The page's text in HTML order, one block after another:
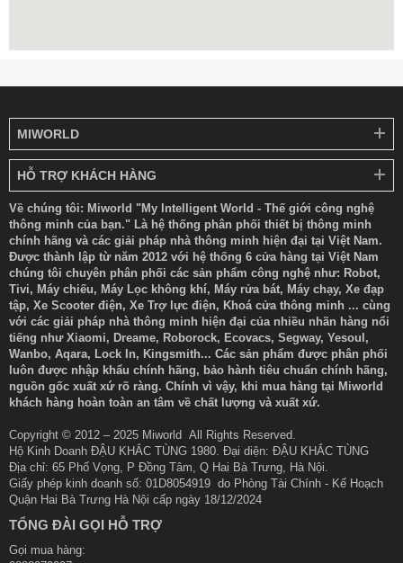
MIWORLD
HỖ TRỢ KHÁCH HÀNG
Về chúng tôi: Miworld "My Intelligent World - Thế giới công nghệ
thông minh của bạn." Là hệ thống phân phối thiết bị thông minh
chính hãng và các giải pháp nhà thông minh hiện đại tại Việt Nam.
Được thành lập từ năm 2012 với hệ thống 6 cửa hàng tại Việt Nam
chúng tôi chuyên phân phối các sản phẩm công nghệ như: Robot,
Tivi, Máy chiếu, Máy Lọc không khí, Máy rửa bát, Máy chạy, Xe đạp
tập, Xe Scooter điện, Xe Trợ lực điện, Khoá cửa thông minh ... cùng
với các giải pháp nhà thông minh hiện đại của nhiều nhãn hàng nổi
tiếng như Xiaomi, Dreame, Roborock, Ecovacs, Segway, Yesoul,
Wanbo, Aqara, Lock In, Kingsmith... Các sản phẩm được phân phối
luôn được nhập khẩu chính hãng, bảo hành tiêu chuẩn chính hãng,
nguồn gốc xuất xứ rõ ràng. Chính vì vậy, khi mua hàng tại Miworld
khách hàng hoàn toàn an tâm về chất lượng và xuất xứ.
Copyright © 2012 – 2025 Miworld All Rights Reserved.
Hộ Kinh Doanh ĐẬU KHẮC TÙNG 1980. Đại diện: ĐẬU KHẮC TÙNG
Địa chỉ: 65 Phố Vọng, P Đồng Tâm, Q Hai Bà Trưng, Hà Nội.
Giấy phép kinh doanh số: 01D8054919 do Phòng Tài Chính - Kế Hoạch
Quận Hai Bà Trưng Hà Nội cấp ngày 18/12/2024
TỔNG ĐÀI GỌI HỖ TRỢ
Gọi mua hàng: